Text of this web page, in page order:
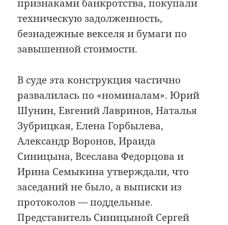
признаками банкротства, покупали
техническую задолженность,
безнадежные векселя и бумаги по
завышенной стоимости.
В суде эта конструкция частично
развалилась по «номиналам». Юрий
Шунин, Евгений Лавринов, Наталья
Зубрицкая, Елена Горбылева,
Александр Воронов, Ираида
Синицына, Всеслава Федорцова и
Ирина Семыкина утверждали, что
заседаний не было, а выписки из
протоколов — поддельные.
Представитель Синицыной Сергей